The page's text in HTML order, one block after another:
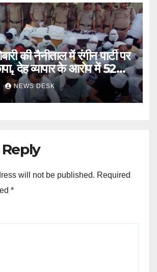
की नैनीताल में रंगीन पार्टी पर
देह व्यापार के आरोप में 52
सील
NEWS DESK
will not be published. Required
*